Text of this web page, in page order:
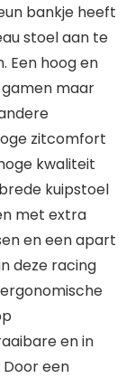
bankje heeft
stoel aan te
Een hoog en
maar
zitcomfort
kwaliteit
kuipstoel
met extra
en een apart
deze racing
en in
een